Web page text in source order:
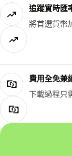
追蹤實時匯
將首選貨幣
費用全免兼
下載過程只